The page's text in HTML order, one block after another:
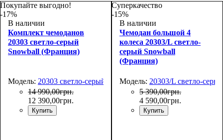
66х46х28+5
55х38х22
Покупайте выгодно!
-17%
В наличии
Комплект чемоданов
20303 светло-серый
Snowball (Франция)
Модель: 20303 светло-серый
14 990,00грн.
12 390,00грн.
Купить
Суперкачество
-15%
В наличии
Чемодан большой 4
колеса 20303/L светло-
серый Snowball
(Франция)
Модель: 20303/L светло-серый
5 390,00грн.
4 590,00грн.
Купить